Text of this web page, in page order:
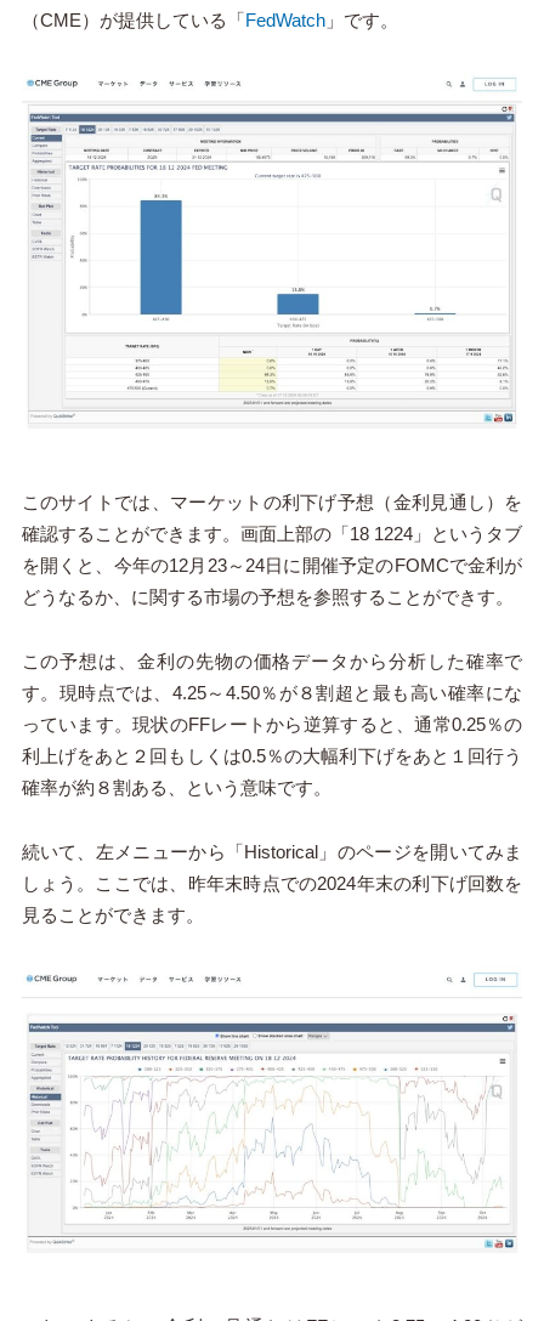
（CME）が提供している「FedWatch」です。
このサイトでは、マーケットの利下げ予想（金利見通し）を
確認することができます。画面上部の「18 1224」というタブ
を開くと、今年の12月23～24日に開催予定のFOMCで金利が
どうなるか、に関する市場の予想を参照することができす。
この予想は、金利の先物の価格データから分析した確率で
す。現時点では、4.25～4.50％が８割超と最も高い確率にな
っています。現状のFFレートから逆算すると、通常0.25％の
利上げをあと２回もしくは0.5％の大幅利下げをあと１回行う
確率が約８割ある、という意味です。
続いて、左メニューから「Historical」のページを開いてみま
しょう。ここでは、昨年末時点での2024年末の利下げ回数を
見ることができます。